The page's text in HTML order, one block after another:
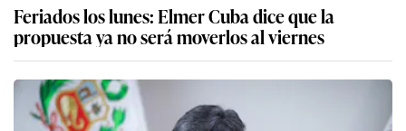
Feriados los lunes: Elmer Cuba dice que la
propuesta ya no será moverlos al viernes